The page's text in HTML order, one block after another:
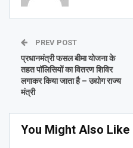
PREV POST
प्रधानमंत्री फसल बीमा योजना के
तहत पॉलिसियों का वितरण शिविर
लगाकर किया जाता है – उद्योग राज्य
मंत्री
You Might Also Like